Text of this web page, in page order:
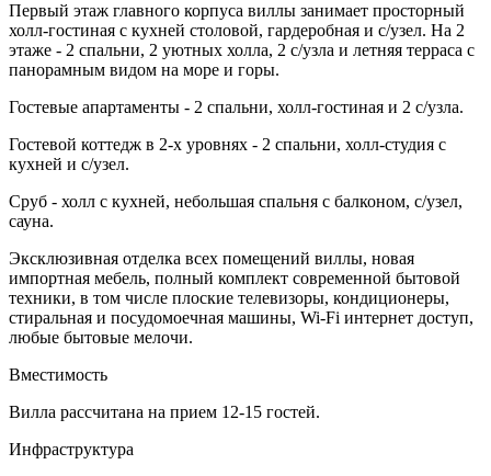
Первый этаж главного корпуса виллы занимает просторный
холл-гостиная с кухней столовой, гардеробная и с/узел. На 2
этаже - 2 спальни, 2 уютных холла, 2 с/узла и летняя терраса с
панорамным видом на море и горы.
Гостевые апартаменты - 2 спальни, холл-гостиная и 2 с/узла.
Гостевой коттедж в 2-х уровнях - 2 спальни, холл-студия с
кухней и с/узел.
Сруб - холл с кухней, небольшая спальня с балконом, с/узел,
сауна.
Эксклюзивная отделка всех помещений виллы, новая
импортная мебель, полный комплект современной бытовой
техники, в том числе плоские телевизоры, кондиционеры,
стиральная и посудомоечная машины, Wi-Fi интернет доступ,
любые бытовые мелочи.
Вместимость
Вилла рассчитана на прием 12-15 гостей.
Инфраструктура